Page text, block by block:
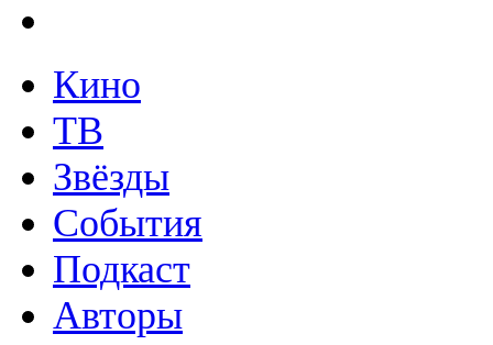
Кино
ТВ
Звёзды
События
Подкаст
Авторы